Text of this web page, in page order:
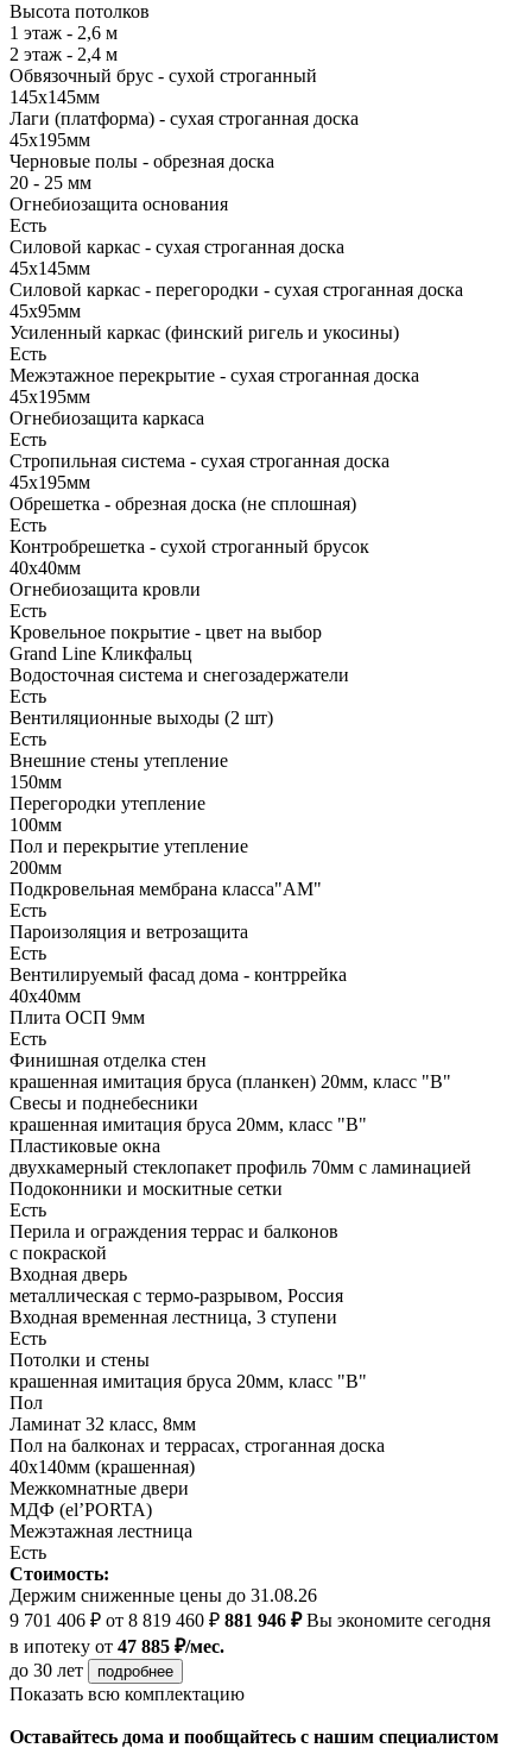
Высота потолков
1 этаж - 2,6 м
2 этаж - 2,4 м
Обвязочный брус - сухой строганный
145х145мм
Лаги (платформа) - сухая строганная доска
45х195мм
Черновые полы - обрезная доска
20 - 25 мм
Огнебиозащита основания
Есть
Силовой каркас - сухая строганная доска
45х145мм
Силовой каркас - перегородки - сухая строганная доска
45х95мм
Усиленный каркас (финский ригель и укосины)
Есть
Межэтажное перекрытие - сухая строганная доска
45х195мм
Огнебиозащита каркаса
Есть
Стропильная система - сухая строганная доска
45х195мм
Обрешетка - обрезная доска (не сплошная)
Есть
Контробрешетка - сухой строганный брусок
40х40мм
Огнебиозащита кровли
Есть
Кровельное покрытие - цвет на выбор
Grand Line Кликфальц
Водосточная система и снегозадержатели
Есть
Вентиляционные выходы (2 шт)
Есть
Внешние стены утепление
150мм
Перегородки утепление
100мм
Пол и перекрытие утепление
200мм
Подкровельная мембрана класса"АМ"
Есть
Пароизоляция и ветрозащита
Есть
Вентилируемый фасад дома - контррейка
40х40мм
Плита ОСП 9мм
Есть
Финишная отделка стен
крашенная имитация бруса (планкен) 20мм, класс "В"
Свесы и поднебесники
крашенная имитация бруса 20мм, класс "В"
Пластиковые окна
двухкамерный стеклопакет профиль 70мм с ламинацией
Подоконники и москитные сетки
Есть
Перила и ограждения террас и балконов
с покраской
Входная дверь
металлическая с термо-разрывом, Россия
Входная временная лестница, 3 ступени
Есть
Потолки и стены
крашенная имитация бруса 20мм, класс "В"
Пол
Ламинат 32 класс, 8мм
Пол на балконах и террасах, строганная доска
40х140мм (крашенная)
Межкомнатные двери
МДФ (el’PORTA)
Межэтажная лестница
Есть
Стоимость:
Держим сниженные цены до 31.08.26
9 701 406 ₽ от 8 819 460 ₽ 881 946 ₽Вы экономите сегодня
в ипотеку от 47 885 ₽/мес.
до 30 лет
подробнее
Показать всю комплектацию
Оставайтесь дома и пообщайтесь с нашим специалистом